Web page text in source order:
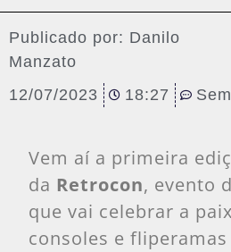
Publicado por: Danilo
Manzato
12/07/2023
18:27
Vem aí a primeira
da Retrocon, evento
que vai celebrar a
consoles e